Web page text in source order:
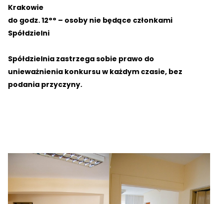
Krakowie
do godz. 12°° – osoby nie będące członkami
Spółdzielni
Spółdzielnia zastrzega sobie prawo do
unieważnienia konkursu w każdym czasie, bez
podania przyczyny.